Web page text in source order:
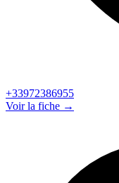
+33972386955
Voir la fiche →